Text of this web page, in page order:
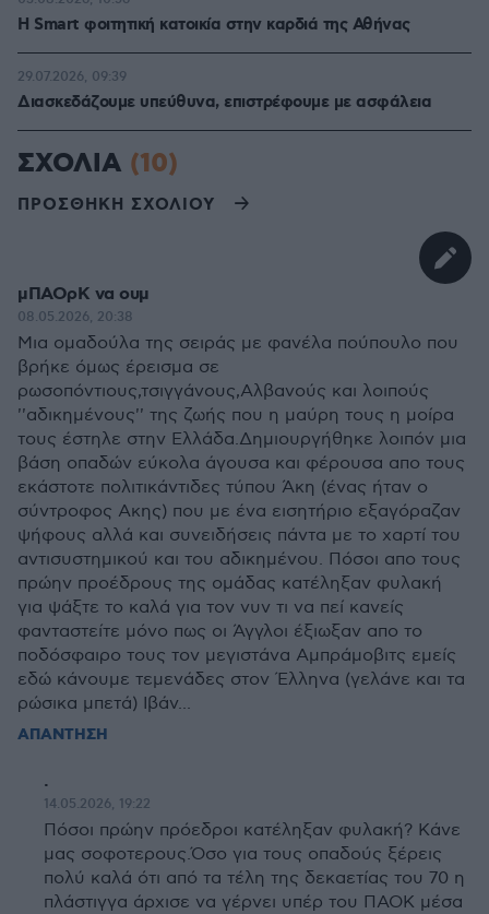
Η Smart φοιτητική κατοικία στην καρδιά της Αθήνας
Διασκεδάζουμε υπεύθυνα, επιστρέφουμε με ασφάλεια
29.07.2026, 09:39
ΣΧΟΛΙΑ (10)
ΠΡΟΣΘΗΚΗ ΣΧΟΛΙΟΥ
μΠΑΟρΚ να ουμ
08.05.2026, 20:38
Μια ομαδούλα της σειράς με φανέλα πούπουλο που
βρήκε όμως έρεισμα σε
ρωσοπόντιους,τσιγγάνους,Αλβανούς και λοιπούς
''αδικημένους'' της ζωής που η μαύρη τους η μοίρα
τους έστηλε στην Ελλάδα.Δημιουργήθηκε λοιπόν μια
βάση οπαδών εύκολα άγουσα και φέρουσα απο τους
εκάστοτε πολιτικάντιδες τύπου Άκη (ένας ήταν ο
σύντροφος Ακης) που με ένα εισητήριο εξαγόραζαν
ψήφους αλλά και συνειδήσεις πάντα με το χαρτί του
αντισυστημικού και του αδικημένου. Πόσοι απο τους
πρώην προέδρους της ομάδας κατέληξαν φυλακή
για ψάξτε το καλά για τον νυν τι να πεί κανείς
φανταστείτε μόνο πως οι Άγγλοι έξιωξαν απο το
ποδόσφαιρο τους τον μεγιστάνα Αμπράμοβιτς εμείς
εδώ κάνουμε τεμενάδες στον Έλληνα (γελάνε και τα
ρώσικα μπετά) Ιβάν...
ΑΠΑΝΤΗΣΗ
.
14.05.2026, 19:22
Πόσοι πρώην πρόεδροι κατέληξαν φυλακή? Κάνε
μας σοφοτερους.Όσο για τους οπαδούς ξέρεις
πολύ καλά ότι από τα τέλη της δεκαετίας του 70 η
πλάστιγγα άρχισε να γέρνει υπέρ του ΠΑΟΚ μέσα